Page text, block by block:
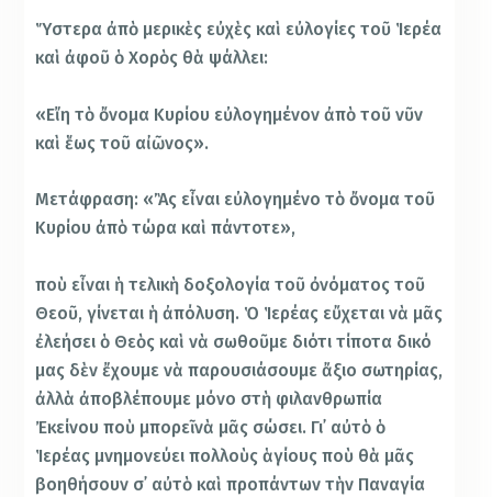
Ὕστερα ἀπὸ μερικὲς εὐχὲς καὶ εὐλογίες τοῦ Ἱερέα
καὶ ἀφοῦ ὁ Χορὸς θὰ ψάλλει:
«Εἴη τὸ ὄνομα Κυρίου εὐλογημένον ἀπὸ τοῦ νῦν
καὶ ἕως τοῦ αἰῶνος».
Μετάφραση: «Ἂς εἶναι εὐλογημένο τὸ ὄνομα τοῦ
Κυρίου ἀπὸ τώρα καὶ πάντοτε»,
ποὺ εἶναι ἡ τελικὴ δοξολογία τοῦ ὀνόματος τοῦ
Θεοῦ, γίνεται ἡ ἀπόλυση. Ὁ Ἱερέας εὔχεται νὰ μᾶς
ἐλεήσει ὁ Θεὸς καὶ νὰ σωθοῦμε διότι τίποτα δικό
μας δὲν ἔχουμε νὰ παρουσιάσουμε ἄξιο σωτηρίας,
ἀλλὰ ἀποβλέπουμε μόνο στὴ φιλανθρωπία
Ἐκείνου ποὺ μπορεῖ νὰ μᾶς σώσει. Γι᾿ αὐτὸ ὁ
Ἱερέας μνημονεύει πολλοὺς ἁγίους ποὺ θὰ μᾶς
βοηθήσουν σ᾿ αὐτὸ καὶ προπάντων τὴν Παναγία